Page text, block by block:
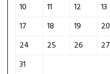
10
11 12 13
17
18 19 20
24
25 26 27
31